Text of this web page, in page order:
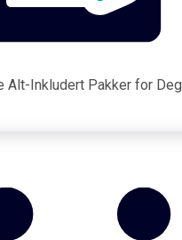
Alt-Inkludert Pakker for Deg